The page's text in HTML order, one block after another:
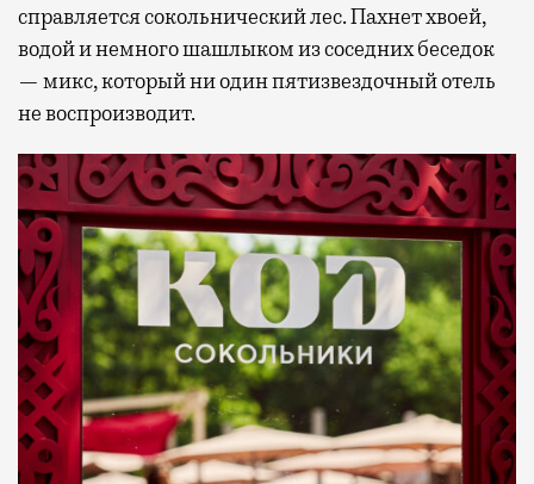
справляется сокольнический лес. Пахнет хвоей,
водой и немного шашлыком из соседних беседок
— микс, который ни один пятизвездочный отель
не воспроизводит.